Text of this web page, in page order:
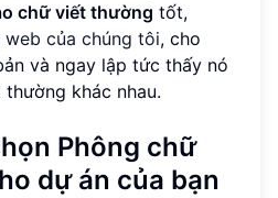
chữ viết thường tốt,
của chúng tôi, cho
và ngay lập tức thấy nó
khác nhau.
Phông chữ
dự án của bạn